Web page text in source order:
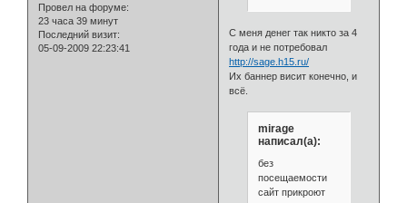
Провел на форуме:
23 часа 39 минут
Последний визит:
05-09-2009 22:23:41
С меня денег так никто за 4
года и не потребовал
http://sage.h15.ru/
Их баннер висит конечно, и
всё.
mirage
написал(а):
без
посещаемости
сайт прикроют